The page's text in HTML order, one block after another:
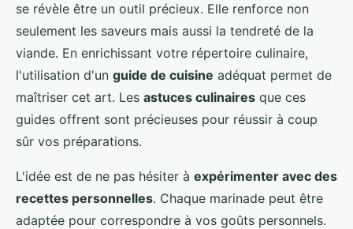
se révèle être un outil précieux. Elle renforce non
seulement les saveurs mais aussi la tendreté de la
viande. En enrichissant votre répertoire culinaire,
l'utilisation d'un guide de cuisine adéquat permet de
maîtriser cet art. Les astuces culinaires que ces
guides offrent sont précieuses pour réussir à coup
sûr vos préparations.
L'idée est de ne pas hésiter à expérimenter avec des
recettes personnelles. Chaque marinade peut être
adaptée pour correspondre à vos goûts personnels.